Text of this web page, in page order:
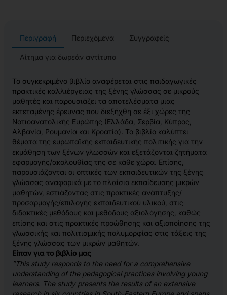
Περιγραφή Περιεχόμενα Συγγραφείς
Αίτημα για δωρεάν αντίτυπο
Το συγκεκριμένο βιβλίο αναφέρεται στις παιδαγωγικές
πρακτικές καλλιέργειας της ξένης γλώσσας σε μικρούς
μαθητές και παρουσιάζει τα αποτελέσματα μιας
εκτεταμένης έρευνας που διεξήχθη σε έξι χώρες της
Νοτιοανατολικής Ευρώπης (Ελλάδα, Σερβία, Κύπρος,
Αλβανία, Ρουμανία και Κροατία). Το βιβλίο καλύπτει
θέματα της ευρωπαϊκής εκπαιδευτικής πολιτικής για την
εκμάθηση των ξένων γλωσσών και εξετάζονται ζητήματα
εφαρμογής/ακολουθίας της σε κάθε χώρα. Επίσης,
παρουσιάζονται οι οπτικές των εκπαιδευτικών της ξένης
γλώσσας αναφορικά με το πλαίσιο εκπαίδευσης μικρών
μαθητών, εστιάζοντας στις πρακτικές ανάπτυξης/
προσαρμογής/επιλογής εκπαιδευτικού υλικού, στις
διδακτικές μεθόδους και μεθόδους αξιολόγησης, καθώς
επίσης και στις πρακτικές προώθησης και αξιοποίησης της
γλωσσικής και πολιτισμικής πολυμορφίας στις τάξεις της
ξένης γλώσσας των μικρών μαθητών.
Είπαν για το βιβλίο μας
”This study responds to the need for a comprehensive
understanding of the pedagogical practices involving young
learners. The study presents the results of an extensive